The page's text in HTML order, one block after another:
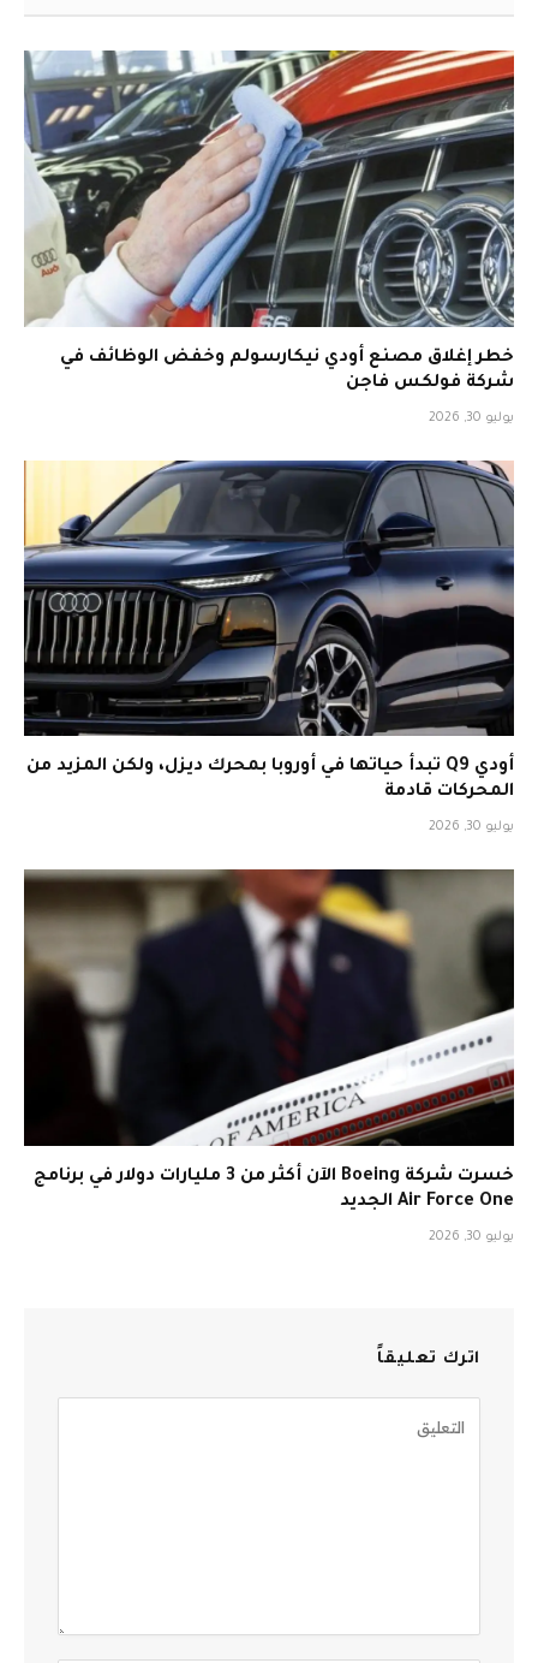
خطر إغلاق مصنع أودي نيكارسولم وخفض الوظائف في
شركة فولكس فاجن
يوليو 30, 2026
أودي Q9 تبدأ حياتها في أوروبا بمحرك ديزل، ولكن المزيد من
المحركات قادمة
يوليو 30, 2026
خسرت شركة Boeing الآن أكثر من 3 مليارات دولار في برنامج
Air Force One الجديد
يوليو 30, 2026
اترك تعليقاً